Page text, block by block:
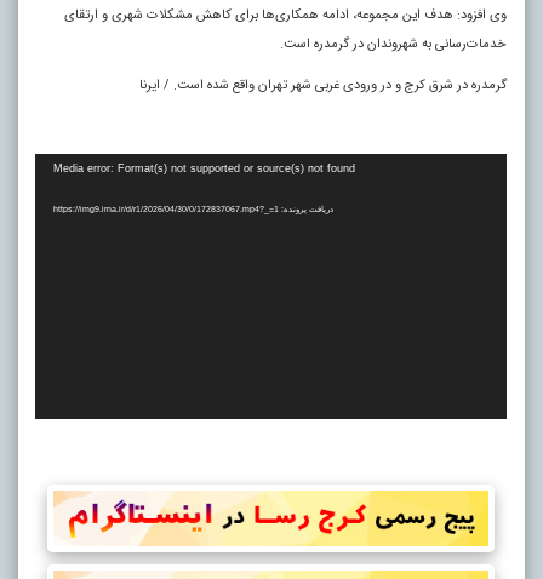
وی افزود: هدف این مجموعه، ادامه همکاری‌ها برای کاهش مشکلات شهری و ارتقای
خدمات‌رسانی به شهروندان در گرمدره است.
گرمدره در شرق کرج و در ورودی غربی شهر تهران واقع شده است. / ایرنا
Media error: Format(s) not supported or source(s) not found
دریافت پرونده: https://img9.irna.ir/d/r1/2026/04/30/0/172837067.mp4?_=1